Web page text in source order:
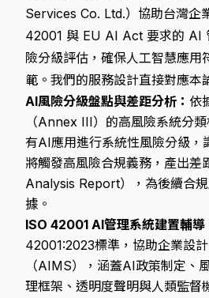
Services Co. Ltd.）協助台灣企
42001 與 EU AI Act 要求的 AI
險分級評估，確保人工智慧應用
範。我們的服務設計直接對應本
AI風險分級盤點與差距分析： 依
（Annex III）的高風險系統分
有AI應用進行系統性風險分級，
將觸發高風險合規義務，產出差
Analysis Report），為後續合
據。
ISO 42001 AI管理系統建置輔導
42001:2023標準，協助企業設
（AIMS），涵蓋AI政策制定、
理框架、透明度聲明與人類監督